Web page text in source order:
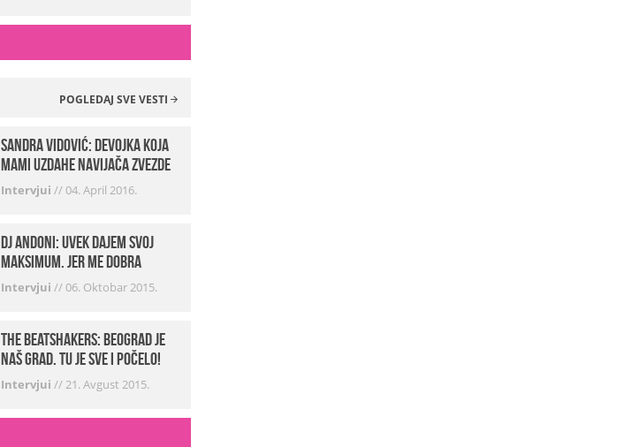
POGLEDAJ SVE VESTI
Sandra Vidović: devojka koja
mami uzdahe navijača Zvezde
Intervjui //04. April 2016.
Dj Andoni: Uvek dajem svoj
maksimum, jer me dobra
muzika pokreće
Intervjui //06. Oktobar 2015.
The Beatshakers: Beograd je
naš grad, tu je sve i počelo!
Intervjui //21. Avgust 2015.